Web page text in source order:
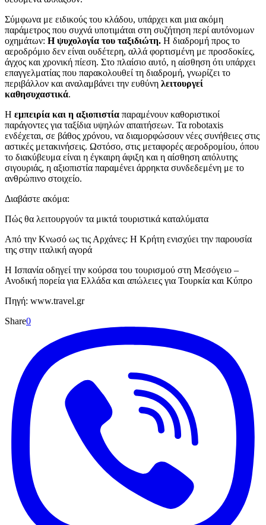
Σύμφωνα με ειδικούς του κλάδου, υπάρχει και μια ακόμη
παράμετρος που συχνά υποτιμάται στη συζήτηση περί αυτόνομων
οχημάτων: Η ψυχολογία του ταξιδιώτη. Η διαδρομή προς το
αεροδρόμιο δεν είναι ουδέτερη, αλλά φορτισμένη με προσδοκίες,
άγχος και χρονική πίεση. Στο πλαίσιο αυτό, η αίσθηση ότι υπάρχει
επαγγελματίας που παρακολουθεί τη διαδρομή, γνωρίζει το
περιβάλλον και αναλαμβάνει την ευθύνη λειτουργεί
καθησυχαστικά.
Η εμπειρία και η αξιοπιστία παραμένουν καθοριστικοί
παράγοντες για ταξίδια υψηλών απαιτήσεων. Τα robotaxis
ενδέχεται, σε βάθος χρόνου, να διαμορφώσουν νέες συνήθειες στις
αστικές μετακινήσεις. Ωστόσο, στις μεταφορές αεροδρομίου, όπου
το διακύβευμα είναι η έγκαιρη άφιξη και η αίσθηση απόλυτης
σιγουριάς, η αξιοπιστία παραμένει άρρηκτα συνδεδεμένη με το
ανθρώπινο στοιχείο.
Διαβάστε ακόμα:
Πώς θα λειτουργούν τα μικτά τουριστικά καταλύματα
Από την Κνωσό ως τις Αρχάνες: Η Κρήτη ενισχύει την παρουσία
της στην ιταλική αγορά
H Ισπανία οδηγεί την κούρσα του τουρισμού στη Μεσόγειο –
Ανοδική πορεία για Ελλάδα και απώλειες για Τουρκία και Κύπρο
Πηγή: www.travel.gr
Share0